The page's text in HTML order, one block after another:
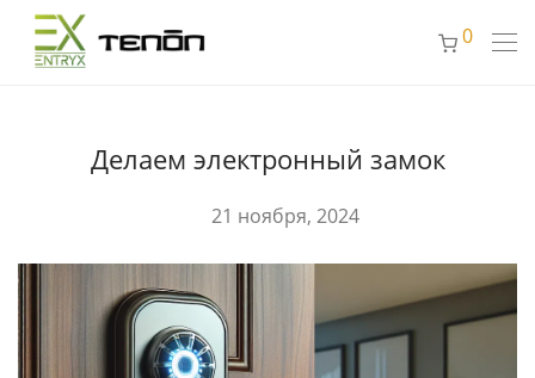
0
Делаем электронный замок
21 ноября, 2024